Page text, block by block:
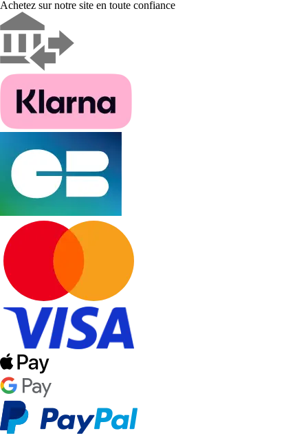
Achetez sur notre site en toute confiance